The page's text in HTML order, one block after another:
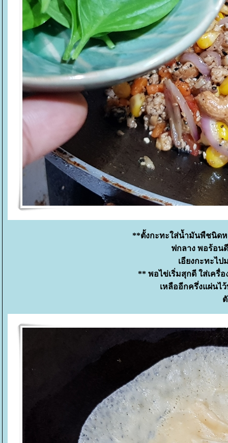
**ตั้งกะทะใส่น้ำมันพืชนิด
ฟกลาง พอร้อน
เอียงกะทะไป
** พอไข่เริ่มสุกดี ใส่เครื่
เหลืออีกครึ่งแผ่นไ